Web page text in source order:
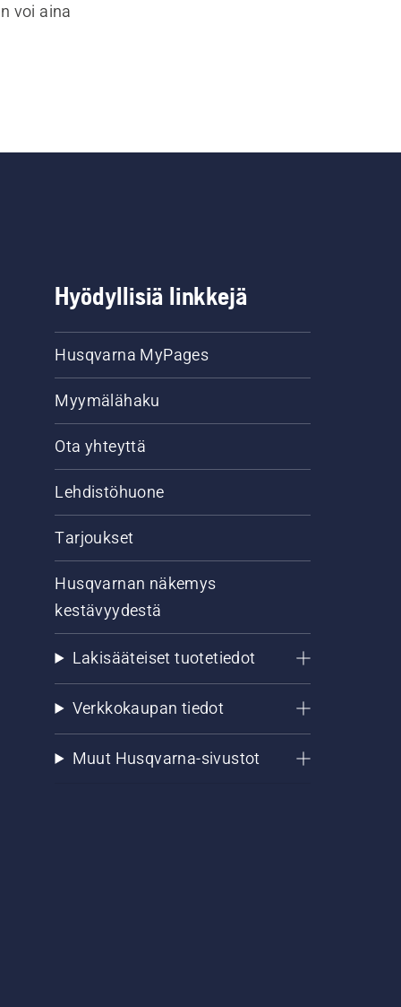
voi aina
Hyödyllisiä linkkejä
Husqvarna MyPages
Myymälähaku
Ota yhteyttä
Lehdistöhuone
Tarjoukset
Husqvarnan näkemys
kestävyydestä
Lakisääteiset tuotetiedot
Verkkokaupan tiedot
Muut Husqvarna-sivustot